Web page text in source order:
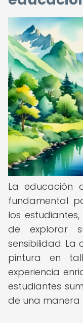
La educación
fundamental
los
de explorar
sensibilidad.
pintura en
experiencia
estudiantes
de una manera